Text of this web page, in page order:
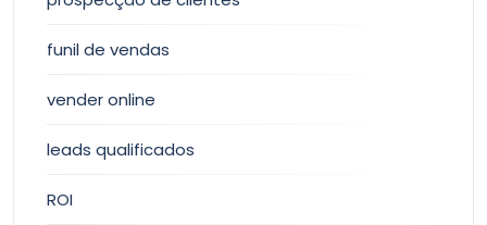
funil de vendas
vender online
leads qualificados
ROI